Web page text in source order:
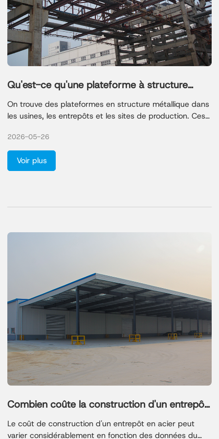
Qu'est-ce qu'une plateforme à structure
métallique ?
On trouve des plateformes en structure métallique dans
les usines, les entrepôts et les sites de production. Ces
lourdes et de créer des espaces de travail sécurisés.
Qingdao Xinguangzheng Steel Structure Co., Ltd. est un
chef de file du secteur grâce à ses conceptions
robustes qui répondent aux besoins des projets miniers,
2026-05-26
Voir plus
Combien coûte la construction d'un entrepôt
en acier
Le coût de construction d'un entrepôt en acier peut
varier considérablement en fonction des données du